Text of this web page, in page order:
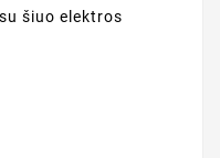
šiuo elektros